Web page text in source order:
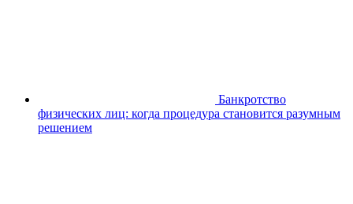
Банкротство
физических лиц: когда процедура становится разумным
решением